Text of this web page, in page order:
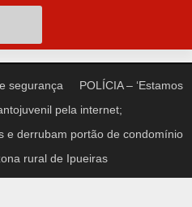
segurança
POLÍCIA – ‘Estamos
pela internet;
e derrubam portão de condomínio
rural de Ipueiras